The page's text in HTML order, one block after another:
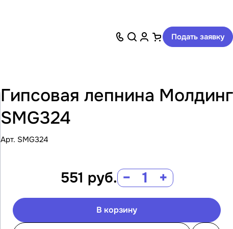
Подать заявку
Гипсовая лепнина Молдинг
SMG324
Арт. SMG324
551 руб. − +
В корзину